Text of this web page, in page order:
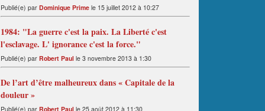
Publié(e) par Dominique Prime le 15 juillet 2012 à 10:27
1984: "La guerre c'est la paix. La Liberté c'est
l'esclavage. L' ignorance c'est la force."
Publié(e) par Robert Paul le 3 novembre 2013 à 1:30
De l’art d’être malheureux dans « Capitale de la
douleur »
Publié(e) par Robert Paul le 25 août 2012 à 11:30